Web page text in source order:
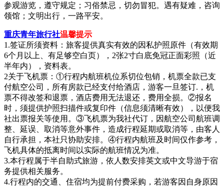
参观游览，遵守规定；习俗禁忌，切勿冒犯。遇有疑难，咨询
领馆；文明出行，一路平安。
重庆青年旅行社温馨提示
1.签证所须资料：旅客提供真实有效的因私护照原件（有效期
6个月以上、有足够空白页），2张2寸白底免冠正面彩照（近
半年内），资料表。
2关于飞机票：①行程内航班机位系切位包销，机票全款已支
付航空公司，所有房款已经支付给酒店，游客一旦签订.，机
票不得改签和退票，酒店费用无法退还，费用全损。②报名
时，须提供护照扫描件或复印件（信息须清晰有效），以便我
社出票报关等使用。③飞机票为我社代订，因航空公司航班调
整、延误、取消等意外事件，造成行程延期或取消等，由客人
自行承担，本社只协助安排。④行程内航班及时间仅作参考，
飞机具体的抵离时间以实际的航班情况为准。
3.本行程属于半自助式旅游，依人数安排英文或中文导游于宿
务提供相关服务。
4.行程内的交通、住宿均为提前付费采购，若游客因自身原因